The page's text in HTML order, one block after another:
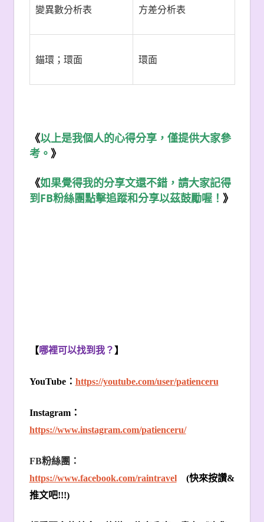
變異數分析表 方差分析表
錨環；環面 環面
《以上是我個人的心得分享，僅提供大家參
考。 》
《如果覺得我的分享文還不錯，請大家記得
到 FB粉絲團點擊追蹤和分享以茲鼓勵喔！ 》
【哪裡可以找到我？ 】
YouTube： https://youtube.com/user/patienceru
Instagram：
https://www.instagram.com/patienceru/
FB粉絲團：
https://www.facebook.com/raintravel
(快來按讚&
推文吧!!!)